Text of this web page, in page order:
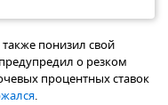
понизил свой
о резком
процентных ставок
.